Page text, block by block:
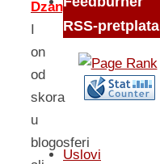
Dzangrizalo–
I
on
od
skora
u
blogosferi
RSS-pretplata
Uslovi